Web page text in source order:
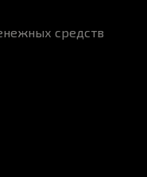
средств